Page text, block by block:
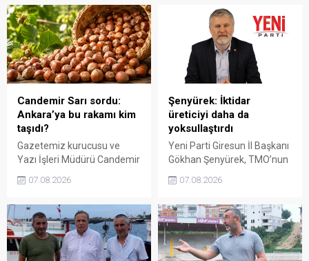
emeğinin korunmasını
istedi. Karaibrahim,
sürdürülebilir üretim için
fiyat politikasının yeniden
değerlendirilmesi gerektiğini
söyledi.
karşılamadığını belirten
Gezmiş, “Üreticiyi yok
sayanı, günü geldiğinde
üretici de yok sayacaktır”
dedi.
Candemir Sarı sordu:
Ankara’ya bu rakamı kim
taşıdı?
Gazetemiz kurucusu ve
Yazı İşleri Müdürü Candemir
tartışmalarını köşesine
300 liraya ulaştığı bir
dönemde Ankara’ya 240
liralık fiyat teklifi
götürüldüğü iddiasını
07.08.2026
Şenyürek: İktidar
üreticiyi daha da
yoksullaştırdı
Yeni Parti Giresun İl Başkanı
Gökhan Şenyürek, TMO’nun
açıkladığı 255 liralık fiyatı
nitelendirdi. Artışın yıllık
enflasyonun altında kaldığını
belirten Şenyürek, kararın
üreticiyi değil tekelleri
07.08.2026